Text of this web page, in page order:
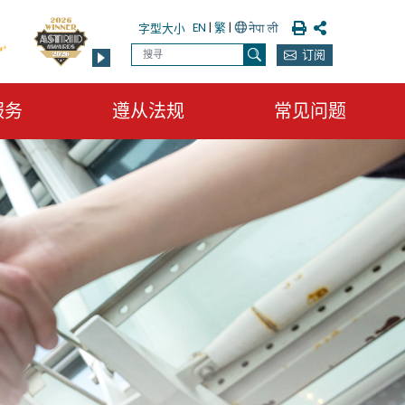
字型大小 EN | 繁| 列印 分享
搜寻
搜寻 订阅
遵从法规 常见问题